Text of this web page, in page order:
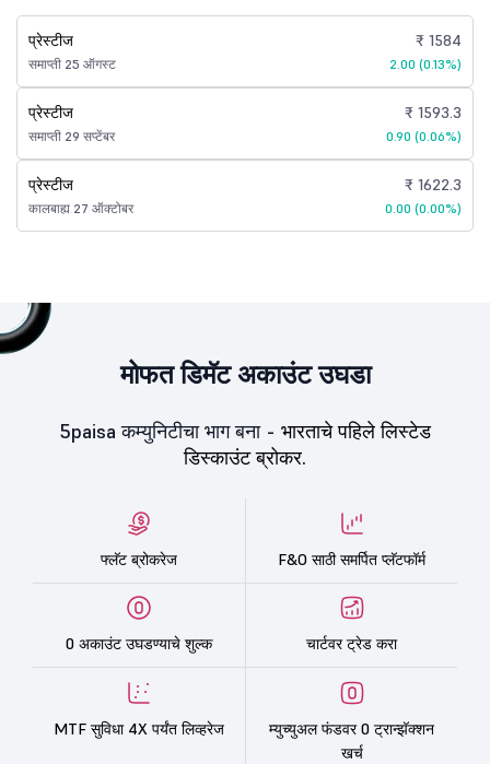
प्रेस्टीज
समाप्ती 25 ऑगस्ट
₹ 1584
2.00 (0.13%)
प्रेस्टीज
समाप्ती 29 सप्टेंबर
₹ 1593.3
0.90 (0.06%)
प्रेस्टीज
कालबाह्य 27 ऑक्टोबर
₹ 1622.3
0.00 (0.00%)
मोफत डिमॅट अकाउंट उघडा
5paisa कम्युनिटीचा भाग बना - भारताचे पहिले लिस्टेड
डिस्काउंट ब्रोकर.
फ्लॅट ब्रोकरेज F&O साठी समर्पित प्लॅटफॉर्म
0 अकाउंट उघडण्याचे शुल्क चार्टवर ट्रेड करा
MTF सुविधा 4X पर्यंत लिव्हरेज
म्युच्युअल फंडवर 0 ट्रान्झॅक्शन
खर्च